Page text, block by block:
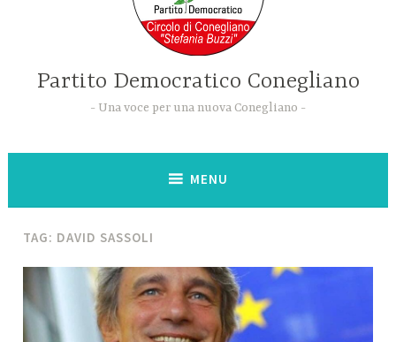
Partito Democratico Conegliano
Una voce per una nuova Conegliano
MENU
TAG: DAVID SASSOLI